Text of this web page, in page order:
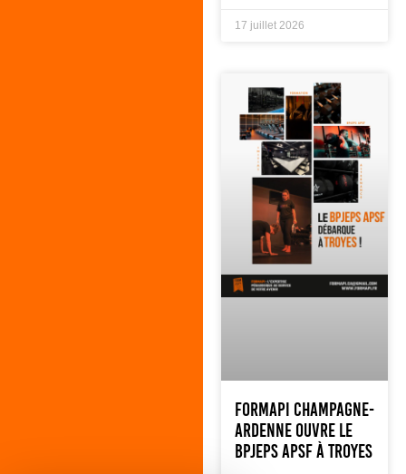
17 juillet 2026
FORMAPI Champagne-
Ardenne ouvre le
BPJEPS APSF à Troyes